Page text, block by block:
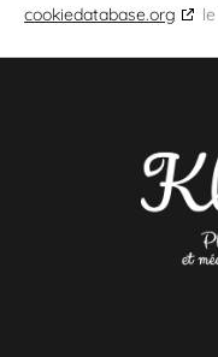
cookiedatabase.org